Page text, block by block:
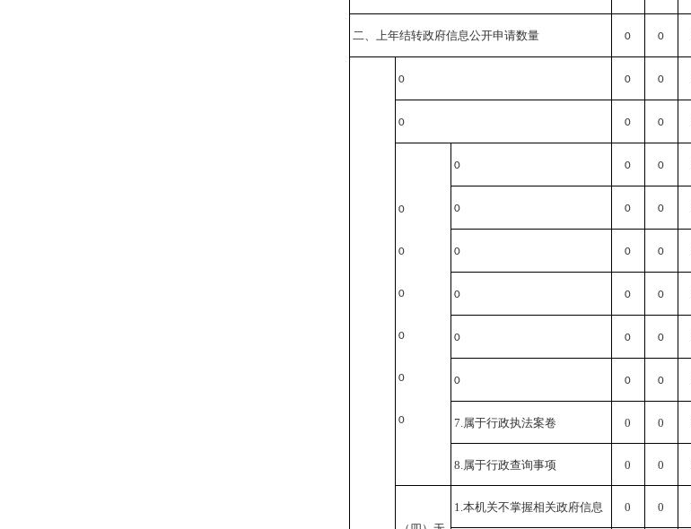
二、上年结转政府信息公开申请数量 0 0
0 0 0
0 0 0
0
0
0
0
0
0
0 0 0
0 0 0
0 0 0
0 0 0
0 0 0
0 0 0
7.属于行政执法案卷 0 0
8.属于行政查询事项 0 0
1.本机关不掌握相关政府信息 0 0